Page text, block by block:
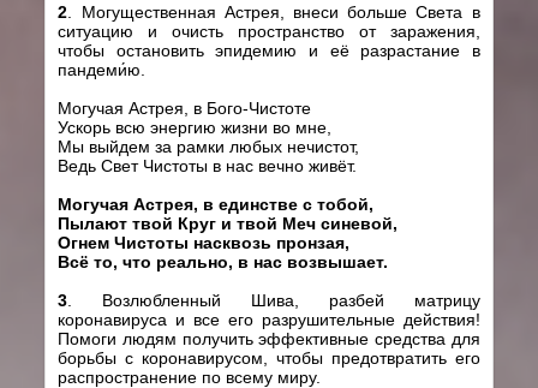
2 . Могущественная Астрея, внеси больше Света в
ситуацию и очисть пространство от заражения,
чтобы остановить эпидемию и её разрастание в
пандеми́ю.
Могучая Астрея, в Бого-Чистоте
Ускорь всю энергию жизни во мне,
Мы выйдем за рамки любых нечистот,
Ведь Свет Чистоты в нас вечно живёт.
Могучая Астрея, в единcтве с тобой,
Пылают твой Круг и твой Меч синевой,
Огнем Чистоты насквозь пронзая,
Всё то, что реально, в нас возвышает.
3
Возлюбленный Шива, разбей матрицу
коронавируса и все его разрушительные действия!
Помоги людям получить эффективные средства для
борьбы с коронавирусом, чтобы предотвратить его
распространение по всему миру.